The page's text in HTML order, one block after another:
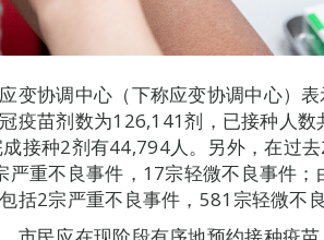
变协调中心（下称应变协调中心）
疫苗剂数为126,141剂，已接种人
接种2剂有44,794人。另外，在过
严重不良事件，17宗轻微不良事件
括2宗严重不良事件，581宗轻微不良